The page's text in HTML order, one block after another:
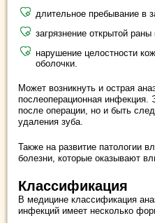
длительное пребывание в
загрязнение открытой
нарушение целостности
оболочки.
Может возникнуть и острая
послеоперационная инфекция.
после операции, но и быть
удаления зуба.
Также на развитие патологии
болезни, которые оказывают
Классификация
В медицине классификация
инфекций имеет несколько